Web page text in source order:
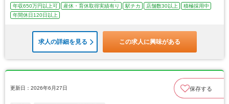
年収650万円以上可 産休・育休取得実績有り 駅チカ 店舗数30以上
積極採用中
年間休日120日以上
求人の詳細を見る この求人に興味がある
更新日：2026年6月27日 保存する